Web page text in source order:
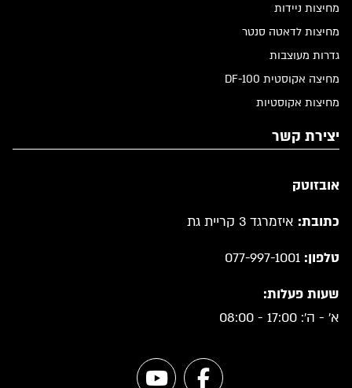
מחיצות ניידות
מחיצות לדאטה סנטר
גדרות מעוצבות
מחיצה אקוסטית DF-100
מחיצות אקוסטיות
יצירת קשר
אובזוטק
כתובת: איזמרגד 3 קריית גת
טלפון: 077-997-1001
שעות פעלות:
א' - ה': 17:00 - 08:00